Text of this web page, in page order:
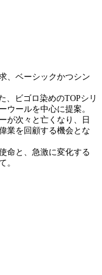
、ベーシックかつシン
、ビゴロ染めのTOPシリ
ウールを中心に提案。
が次々と亡くなり、日
業を回顧する機会とな
命と、急激に変化する
。